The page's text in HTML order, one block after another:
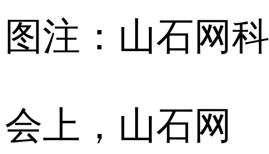
图注：山石网
会上，山石网